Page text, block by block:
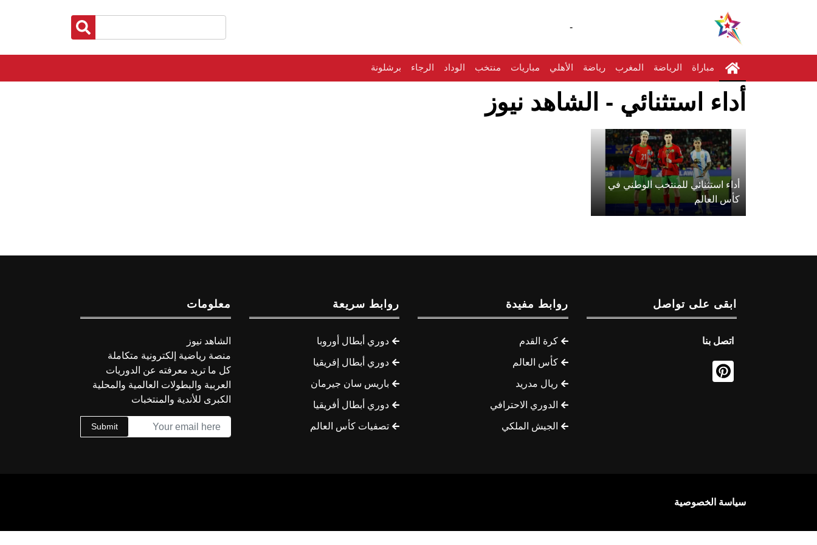
-
مباراة الرياضة المغرب رياضة الأهلي مباريات منتخب الوداد الرجاء برشلونة
أداء استثنائي - الشاهد نيوز
أداء استثنائي للمنتخب الوطني في
كأس العالم
ابقى على تواصل
اتصل بنا
روابط مفيدة
كرة القدم
كأس العالم
ريال مدريد
الدوري الاحترافي
الجيش الملكي
روابط سريعة
دوري أبطال أوروبا
دوري أبطال إفريقيا
باريس سان جيرمان
دوري أبطال أفريقيا
تصفيات كأس العالم
معلومات
الشاهد نيوز
منصة رياضية إلكترونية متكاملة
كل ما تريد معرفته عن الدوريات
العربية والبطولات العالمية والمحلية
الكبرى للأندية والمنتخبات
Submit
سياسة الخصوصية